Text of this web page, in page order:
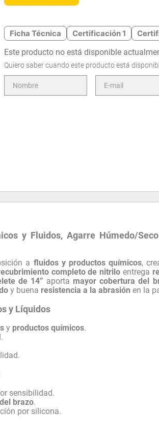
Ficha Técnica Certificación 1
Este producto no está disponible
Quiero saber cuando este producto está
y Fluidos, Agarre Húmedo/
a fluidos y productos químicos,
completo de nitrilo entrega
de 14” aporta mayor cobertura del
y buena resistencia a la abrasión en la
y Líquidos
y productos químicos.
sensibilidad.
brazo.
por silicona.